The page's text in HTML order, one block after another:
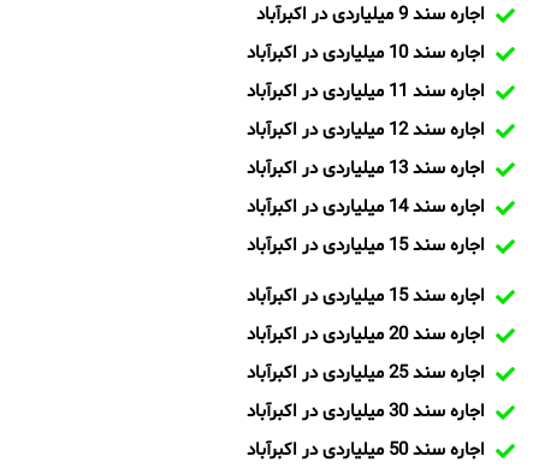
اجاره سند 9 میلیاردی در اکبرآباد
اجاره سند 10 میلیاردی در اکبرآباد
اجاره سند 11 میلیاردی در اکبرآباد
اجاره سند 12 میلیاردی در اکبرآباد
اجاره سند 13 میلیاردی در اکبرآباد
اجاره سند 14 میلیاردی در اکبرآباد
اجاره سند 15 میلیاردی در اکبرآباد
اجاره سند 15 میلیاردی در اکبرآباد
اجاره سند 20 میلیاردی در اکبرآباد
اجاره سند 25 میلیاردی در اکبرآباد
اجاره سند 30 میلیاردی در اکبرآباد
اجاره سند 50 میلیاردی در اکبرآباد